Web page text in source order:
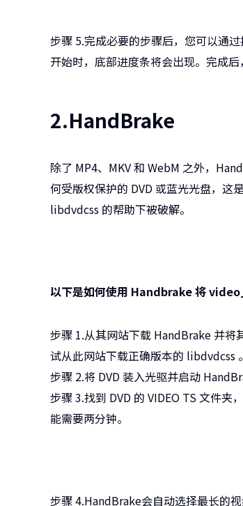
步骤 5.完成必要的步骤后，您可以通
开始时，底部进度条将会出现。完成后
2.HandBrake
除了 MP4、MKV 和 WebM 之外，
何受版权保护的 DVD 或蓝光光盘，这
libdvdcss 的帮助下被破解。
以下是如何使用 Handbrake 将
步骤 1.从其网站下载 HandBrake 并将
试从此网站下载正确版本的 libdvdcss 。
步骤 2.将 DVD 装入光驱并启动
步骤 3.找到 DVD 的 VIDEO TS 文件
能需要两分钟。
步骤 4.HandBrake会自动选择最长的